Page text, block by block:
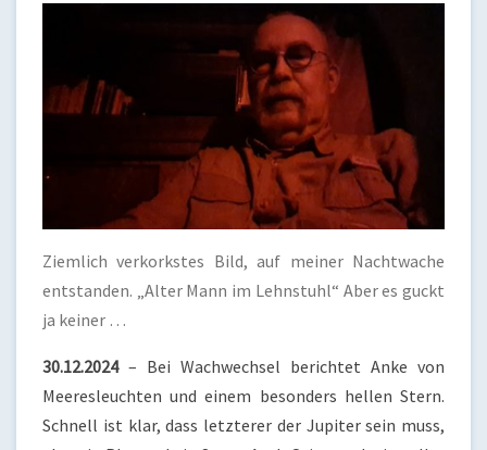
Ziemlich verkorkstes Bild, auf meiner Nachtwache
entstanden. „Alter Mann im Lehnstuhl“ Aber es guckt
ja keiner …
30.12.2024– Bei Wachwechsel berichtet Anke von
Meeresleuchten und einem besonders hellen Stern.
Schnell ist klar, dass letzterer der Jupiter sein muss,